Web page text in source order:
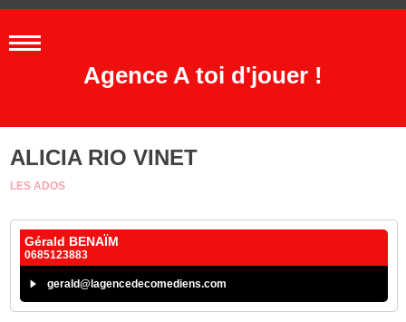
Agence A toi d'jouer !
ALICIA RIO VINET
LES ADOS
Gérald BENAÏM
0685123883
gerald@lagencedecomediens.com